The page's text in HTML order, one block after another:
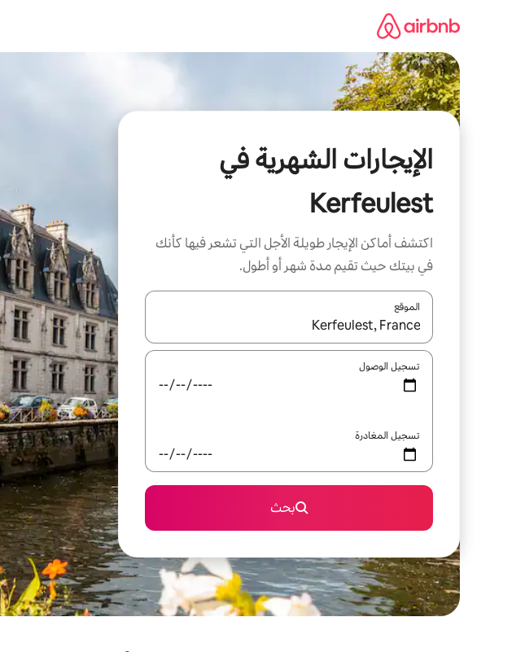
الإيجارات الشهرية في
Kerfeulest
اكتشف أماكن الإيجار طويلة الأجل التي تشعر فيها كأنك
في بيتك حيث تقيم مدة شهر أو أطول.
الموقع
عند توفر النتائج، انتقل باستخدام السهمين لأعلى ولأسفل أو استكشف عن طريق اللمس أو
تسجيل الوصول
تسجيل المغادرة
بحث